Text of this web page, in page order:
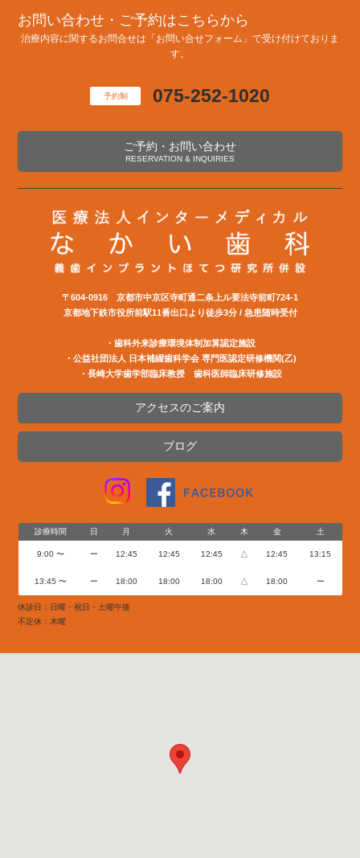
お問い合わせ・ご予約はこちらから
治療内容に関するお問合せは「お問い合せフォーム」で受け付けておりま
す。
予約制 075-252-1020
ご予約・お問い合わせ
RESERVATION & INQUIRIES
〒604-0916 京都市中京区寺町通二条上ル要法寺前町724-1
京都地下鉄市役所前駅11番出口より徒歩3分 / 急患随時受付
・歯科外来診療環境体制加算認定施設
・公益社団法⼈ ⽇本補綴⻭科学会 専⾨医認定研修機関(⼄)
・長崎大学歯学部臨床教授 歯科医師臨床研修施設
アクセスのご案内
ブログ
診療時間 日 月 火 水 木 金 土
9:00 〜 ー 12:45 12:45 12:45 △ 12:45 13:15
13:45 〜 ー 18:00 18:00 18:00 △ 18:00 ー
休診日：日曜・祝日・土曜午後
不定休：木曜